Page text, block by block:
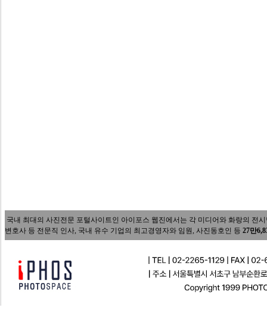
국내 최대의 사진전문 포털사이트인 아이포스 웹진에서는 각 미디어와 화랑의 전
변호사 등 전문직 인사, 국내 유수 기업의 최고경영자와 임원, 사진동호인 등 27만